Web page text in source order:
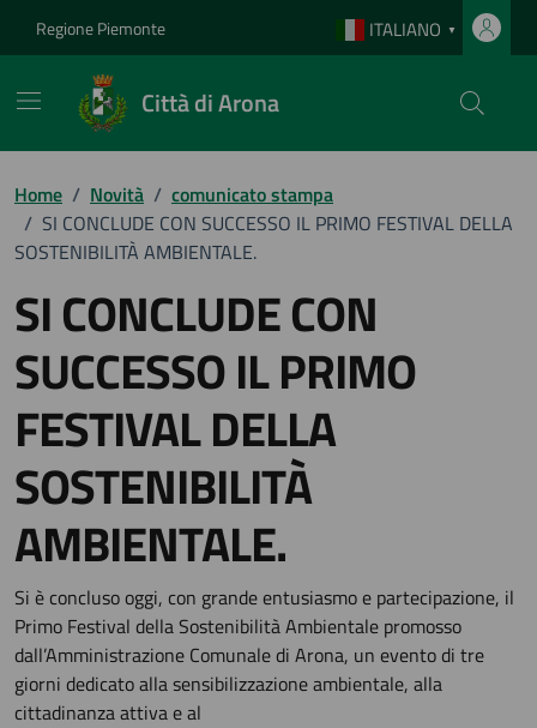
Regione Piemonte ITALIANO ▼
Città di Arona
Home / Novità / comunicato stampa
/ SI CONCLUDE CON SUCCESSO IL PRIMO FESTIVAL DELLA
SOSTENIBILITÀ AMBIENTALE.
SI CONCLUDE CON
SUCCESSO IL PRIMO
FESTIVAL DELLA
SOSTENIBILITÀ
AMBIENTALE.
Dettagli della notizia
Si è concluso oggi, con grande entusiasmo e partecipazione, il
Primo Festival della Sostenibilità Ambientale promosso
dall’Amministrazione Comunale di Arona, un evento di tre
giorni dedicato alla sensibilizzazione ambientale, alla
cittadinanza attiva e al